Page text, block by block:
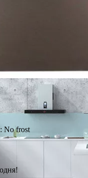
No frost